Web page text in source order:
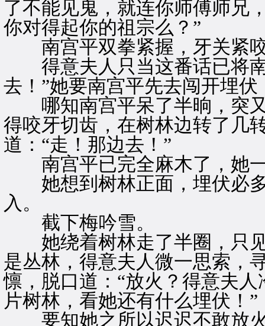
了不能见鬼，就连你师傅师兄
你对得起你的祖宗么？”
南宫平双拳紧握，牙关紧
得意夫人只当这番话已将南
去！”她要南宫平先去闯开埋
哪知南宫平呆了半晌，突又
得咬牙切齿，在树林边转了几
道：“走！那边去！”
南宫平已完全麻木了，她一
她想到树林正面，埋伏必多
入。
截下梅吟雪。
她绕着树林走了半圈，只见
是丛林，得意夫人微一思索，
懔，脱口道：“放火？得意夫
片树林，看她还有什么埋伏！”
要知她之所以迟迟不敢放火